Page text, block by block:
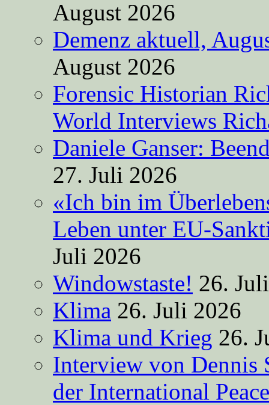
August 2026
Demenz aktuell,
August 2026
Forensic Historian
World Interviews
Daniele Ganser:
27. Juli 2026
«Ich bin im
Leben unter EU-
Juli 2026
Windowstaste! 26.
Klima 26. Juli 2026
Klima und Krieg 26.
Interview von Dennis
der International